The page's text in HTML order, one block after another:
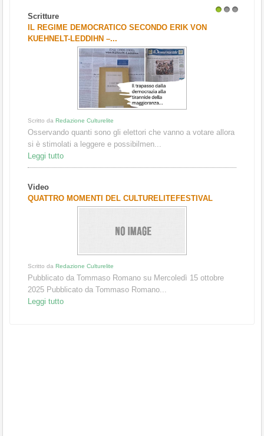
Scritture
IL REGIME DEMOCRATICO SECONDO ERIK VON
KUEHNELT-LEDDIHN –...
Scritto da Redazione Culturelite
Osservando quanti sono gli elettori che vanno a votare allora
si è stimolati a leggere e possibilmen...
Leggi tutto
Video
QUATTRO MOMENTI DEL CULTURELITEFESTIVAL
Scritto da Redazione Culturelite
Pubblicato da Tommaso Romano su Mercoledì 15 ottobre
2025 Pubblicato da Tommaso Romano...
Leggi tutto